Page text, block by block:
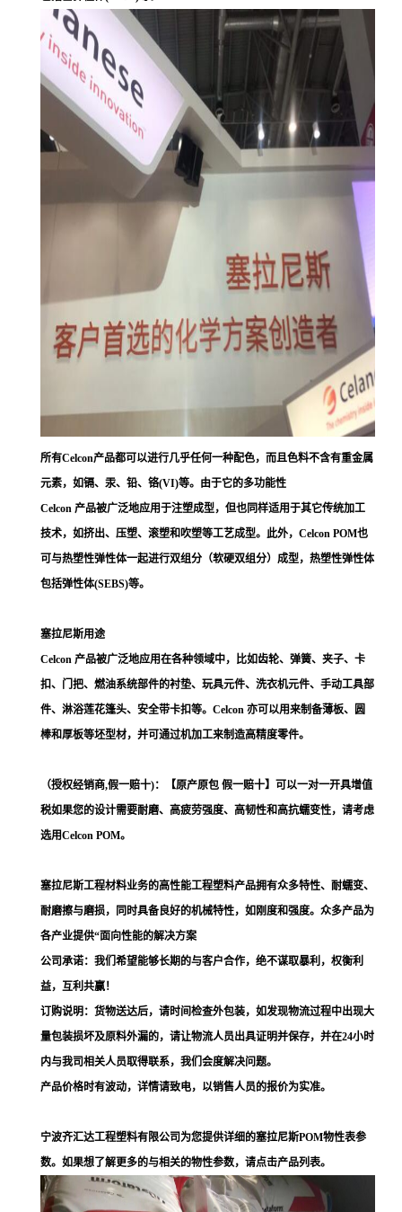
所有Celcon产品都可以进行几乎任何一种配色，而且色料不含有重金属
元素，如镉、汞、铅、铬(VI)等。由于它的多功能性
Celcon 产品被广泛地应用于注塑成型，但也同样适用于其它传统加工
技术，如挤出、压塑、滚塑和吹塑等工艺成型。此外，Celcon POM也
可与热塑性弹性体一起进行双组分（软硬双组分）成型，热塑性弹性体
包括弹性体(SEBS)等。
塞拉尼斯用途
Celcon 产品被广泛地应用在各种领域中，比如齿轮、弹簧、夹子、卡
扣、门把、燃油系统部件的衬垫、玩具元件、洗衣机元件、手动工具部
件、淋浴莲花篷头、安全带卡扣等。Celcon 亦可以用来制备薄板、圆
棒和厚板等坯型材，并可通过机加工来制造高精度零件。
（授权经销商,假一赔十)：【原产原包 假一赔十】可以一对一开具增值
税如果您的设计需要耐磨、高疲劳强度、高韧性和高抗蠕变性，请考虑
选用Celcon POM。
塞拉尼斯工程材料业务的高性能工程塑料产品拥有众多特性、耐蠕变、
耐磨擦与磨损，同时具备良好的机械特性，如刚度和强度。众多产品为
各产业提供“面向性能的解决方案
公司承诺：我们希望能够长期的与客户合作，绝不谋取暴利，权衡利
益，互利共赢！
订购说明：货物送达后，请时间检查外包装，如发现物流过程中出现大
量包装损坏及原料外漏的，请让物流人员出具证明并保存，并在24小时
内与我司相关人员取得联系，我们会度解决问题。
产品价格时有波动，详情请致电，以销售人员的报价为实准。
宁波齐汇达工程塑料有限公司为您提供详细的塞拉尼斯POM物性表参
数。如果想了解更多的与相关的物性参数，请点击产品列表。